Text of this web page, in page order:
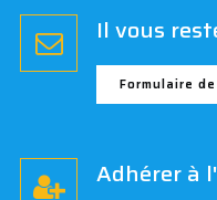
Il vous
Formulaire
Adhérer à